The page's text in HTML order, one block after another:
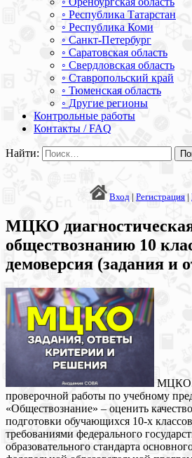
◦ Республика Татарстан
◦ Республика Коми
◦ Санкт-Петербург
◦ Саратовская область
◦ Свердловская область
◦ Ставропольский край
◦ Тюменская область
◦ Другие регионы
Контрольные работы
Контакты / FAQ
Найти:
Вход | Регистрация |
МЦКО
обществознанию 10
демоверсия (задания и
МЦКО.
проверочной работы по учебному
«Обществознание» – оценить
подготовки обучающихся 10-х
требованиями федерального
образовательного стандарта